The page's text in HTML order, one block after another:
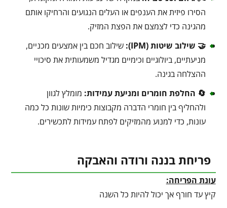
הסירו פיזית את הענפים או העלים הנגועים והרחיקו אותם
מהגינה כדי לצמצם את הפצת המזיק.
🤝 שילוב שיטות (IPM):
שילוב חכם בין אמצעים מכניים,
מניעתיים, ביולוגיים וכימיים מגדיל משמעותית את סיכויי
ההצלחה בגינה.
🔄 החלפת חומרים ומניעת עמידות: מומלץ לגוון
ולהחליף בין חומרי הדברה מקבוצות כימיות שונות כל כמה
עונות, כדי למנוע מהמזיקים לפתח עמידות לתכשירים.
פריחת בננה ורודה והאבקה
עונת הפריחה:
קיץ עד חורף אך יכול להיות כל השנה